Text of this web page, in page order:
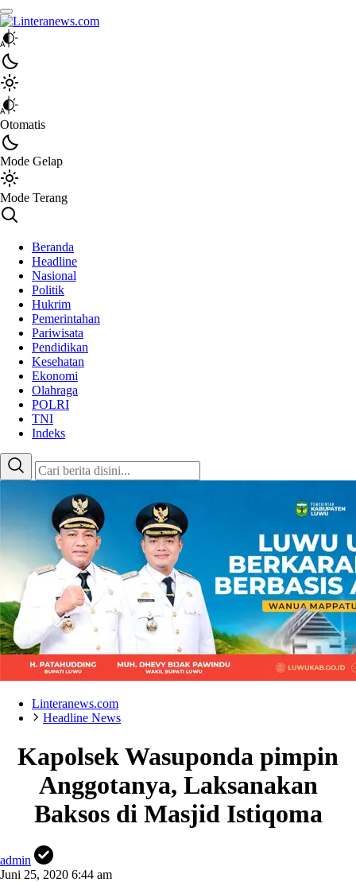
Linteranews.com
Lintas Informasi Tercepat dan Akurat
Otomatis
Mode Gelap
Mode Terang
Beranda
Headline
Nasional
Politik
Hukrim
Pemerintahan
Pariwisata
Pendidikan
Kesehatan
Ekonomi
Olahraga
POLRI
TNI
Indeks
Linteranews.com
Headline News
Kapolsek Wasuponda pimpin
Anggotanya, Laksanakan
Baksos di Masjid Istiqoma
admin
Juni 25, 2020 6:44 am